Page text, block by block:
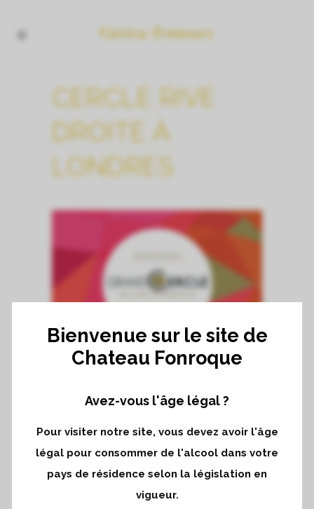
CERCLE RIVE
DROITE À
LONDRES
À 21H
LE MÉRIDIEN PICADILLY –
LONDRES
Comme chaque année, les membres du
Cercle Rive Droite se sont déplacés à
Bienvenue sur le site de
Chateau Fonroque
Avez-vous l'âge légal ?
Pour visiter notre site, vous devez avoir l'âge
légal pour consommer de l'alcool dans votre
pays de résidence selon la législation en
vigueur.